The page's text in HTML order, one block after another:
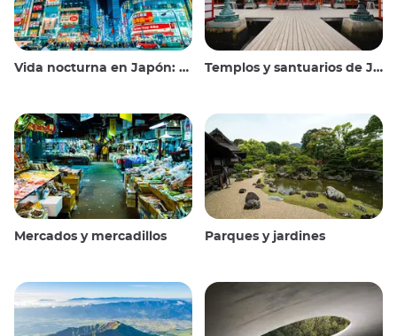
Vida nocturna en Japón: salir, ver y beber Templos y santuarios de Japón
Mercados y mercadillos Parques y jardines